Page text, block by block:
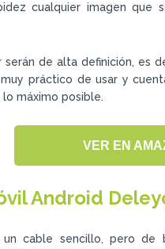
cualquier imagen
de alta definición, es
práctico de usar y
máximo posible.
VER EN
Android
cable sencillo, pero de